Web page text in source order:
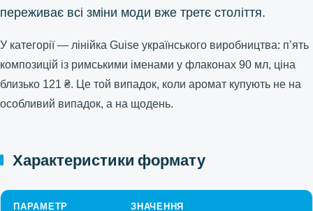
переживає всі зміни моди вже третє століття.
У категорії — лінійка Guise українського виробництва: п’ять
композицій із римськими іменами у флаконах 90 мл, ціна
близько 121 ₴. Це той випадок, коли аромат купують не на
особливий випадок, а на щодень.
Характеристики формату
ПАРАМЕТР ЗНАЧЕННЯ